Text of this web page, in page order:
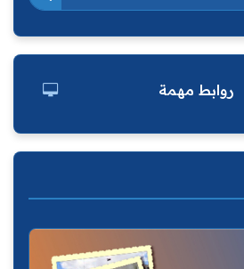
روابط مهمة